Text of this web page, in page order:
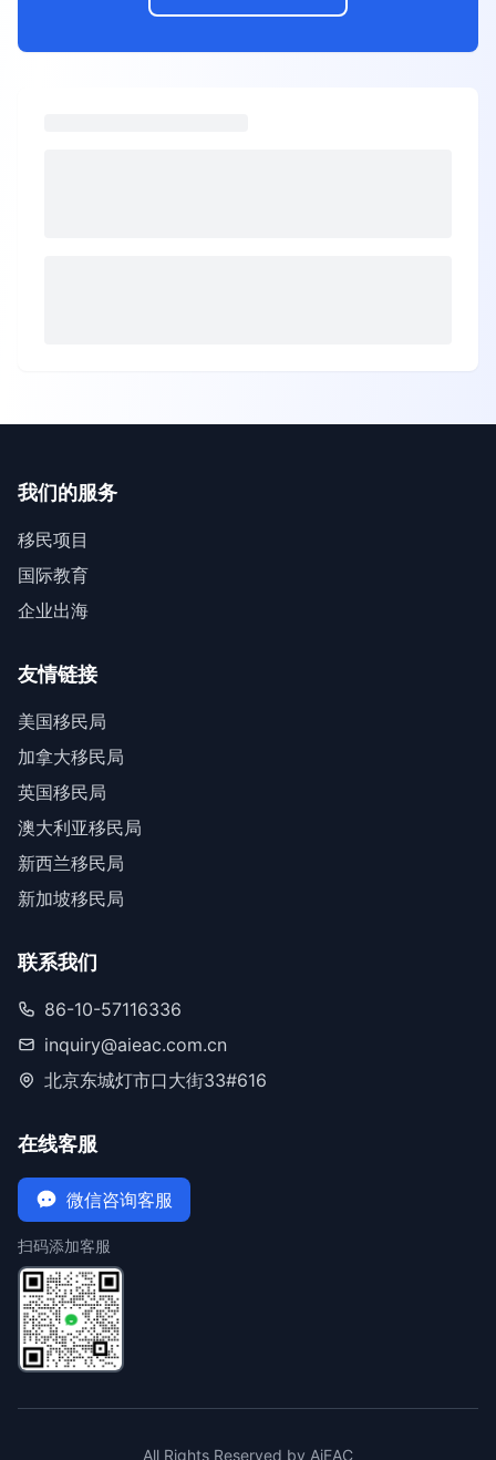
我们的服务
移民项目
国际教育
企业出海
友情链接
美国移民局
加拿大移民局
英国移民局
澳大利亚移民局
新西兰移民局
新加坡移民局
联系我们
86-10-57116336
inquiry@aieac.com.cn
北京东城灯市口大街33#616
在线客服
微信咨询客服
扫码添加客服
All Rights Reserved by AiEAC